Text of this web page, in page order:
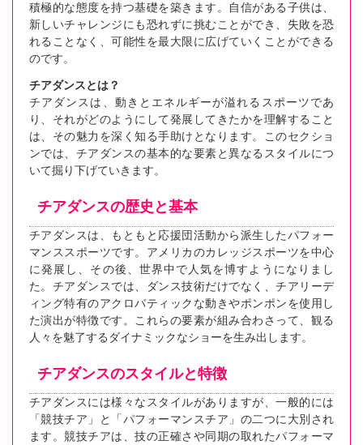
積極的な態度を持つ基礎を築きます。自信がある子供は、
新しいチャレンジにも恐れずに挑むことができ、失敗を恐
れることなく、可能性を最大限に広げていくことができる
のです。
チアダンスとは？
チアダンスは、動きとエネルギーが溢れるスポーツであ
り、それがどのようにして発展してきたかを理解すること
は、その魅力を深く知る手助けとなります。このセクショ
ンでは、チアダンスの基本的な要素と異なるスタイルにつ
いて掘り下げていきます。
チアダンスの歴史と基本
チアダンスは、もともと応援団活動から派生したパフォー
マンススポーツです。アメリカのカレッジスポーツを中心
に発展し、その後、世界中で人気を博すようになりまし
た。チアダンスでは、ダンス技術だけでなく、チアリーデ
ィング特有のアクロバティックな動きやポンポンを使用し
た演出が特徴です。これらの要素が組み合わさって、観る
人々を魅了するダイナミックなショーを生み出します。
チアダンスのスタイルと特徴
チアダンスには様々なスタイルがありますが、一般的には
「競技チア」と「パフォーマンスチア」の二つに大別され
ます。競技チアは、技の正確さや同期の取れたパフォーマ